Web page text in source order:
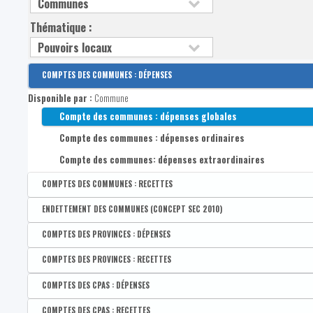
Thématique :
COMPTES DES COMMUNES : DÉPENSES
Disponible par : Commune
Compte des communes : dépenses globales
Compte des communes : dépenses ordinaires
Compte des communes: dépenses extraordinaires
COMPTES DES COMMUNES : RECETTES
Disponible par : Commune
Compte des communes : recettes globales
Compte des communes : recettes ordinaires
Compte des communes : recettes extraordinaires
ENDETTEMENT DES COMMUNES (CONCEPT SEC 2010)
Disponible par : Commune
Compte des communes : dettes globales
Compte des communes : dettes à long terme
Compte des communes : dettes à court terme
COMPTES DES PROVINCES : DÉPENSES
Disponible par : Province
Compte des provinces : dépenses globales
Compte des provinces dépenses ordinaires
COMPTES DES PROVINCES : RECETTES
Disponible par : Province
Compte des provinces : recettes globales
COMPTES DES CPAS : DÉPENSES
Disponible par : Commune
COMPTES DES CPAS : RECETTES